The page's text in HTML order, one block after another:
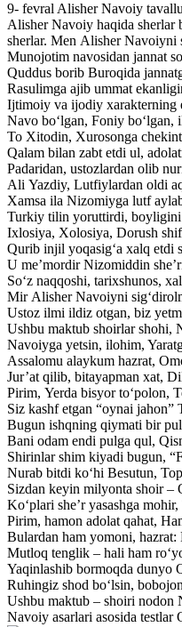
9- fevral Alisher Navoiy
Alisher Navoiy haqida sherlar
sherlar. Men Alisher Navoiyni
Munojotim navosidan jannat
Quddus borib Buroqida
Rasulimga ajib ummat
Ijtimoiy va ijodiy xarakterning
Navo bo‘lgan, Foniy
To Xitodin, Xurosonga
Qalam bilan zabt etdi ul,
Padaridan, ustozlardan olib
Ali Yazdiy, Lutfiylardan oldi
Xamsa ila Nizomiyga lutf
Turkiy tilin yoruttirdi, boyligini
Ixlosiya, Xolosiya, Dorush
Qurib injil yoqasig‘a xalq etdi
U me’mordir Nizomiddin
So‘z naqqoshi, tarixshunos,
Mir Alisher Navoiyni
Ustoz ilmi ildiz otgan, biz
Ushbu maktub shoirlar shohi,
Navoiyga yetsin, ilohim,
Assalomu alaykum hazrat,
Jur’at qilib, bitayapman xat,
Pirim, Yerda bisyor to‘polon,
Siz kashf etgan “oynai jahon”
Bugun ishqning qiymati bir
Bani odam endi pulga qul,
Shirinlar shim kiyadi bugun,
Nurab bitdi ko‘hi Besutun,
Sizdan keyin milyonta shoir –
Ko‘plari she’r yasashga
Pirim, hamon adolat qahat,
Bulardan ham yomoni,
Mutloq tenglik – hali ham
Yaqinlashib bormoqda dunyo
Ruhingiz shod bo‘lsin,
Ushbu maktub – shoiri nodon
Navoiy asarlari asosida testlar